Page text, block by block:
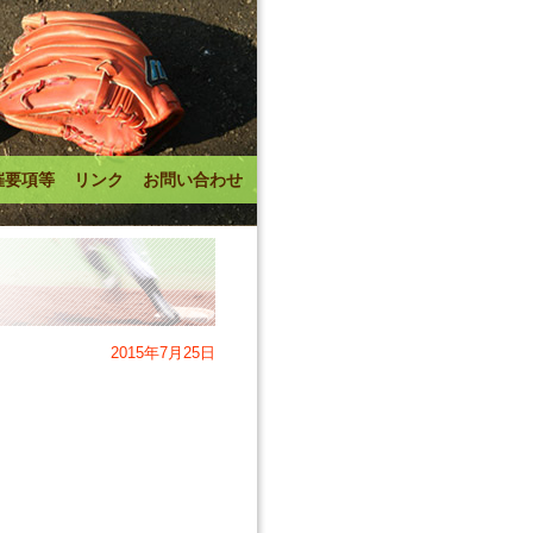
要項等 リンク お問い合わせ
2015年7月25日